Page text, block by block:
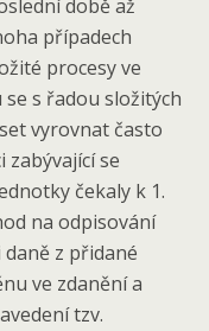
době až
případech
procesy ve
s řadou složitých
vyrovnat často
zabývající se
čekaly k 1.
na odpisování
z přidané
ve zdanění a
tzv.